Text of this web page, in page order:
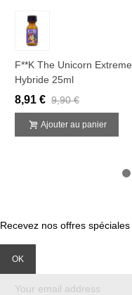
F**k The Unicorn Extreme
Hybride 25ml
8,91 € 9,90 €
Ajouter au panier
Recevez nos offres spéciales